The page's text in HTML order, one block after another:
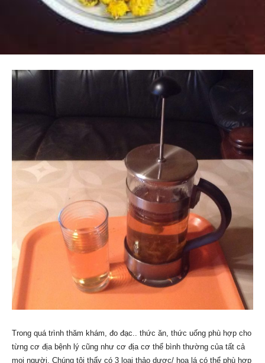
Trong quá trình thăm khám, đo đạc.. thức ăn, thức uống phù hợp cho
từng cơ địa bệnh lý cũng như cơ địa cơ thể bình thường của tất cả
mọi người. Chúng tôi thấy có 3 loại thảo dược/ hoa lá có thể phù hợp